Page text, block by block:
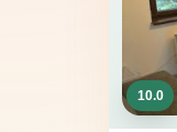
10.0